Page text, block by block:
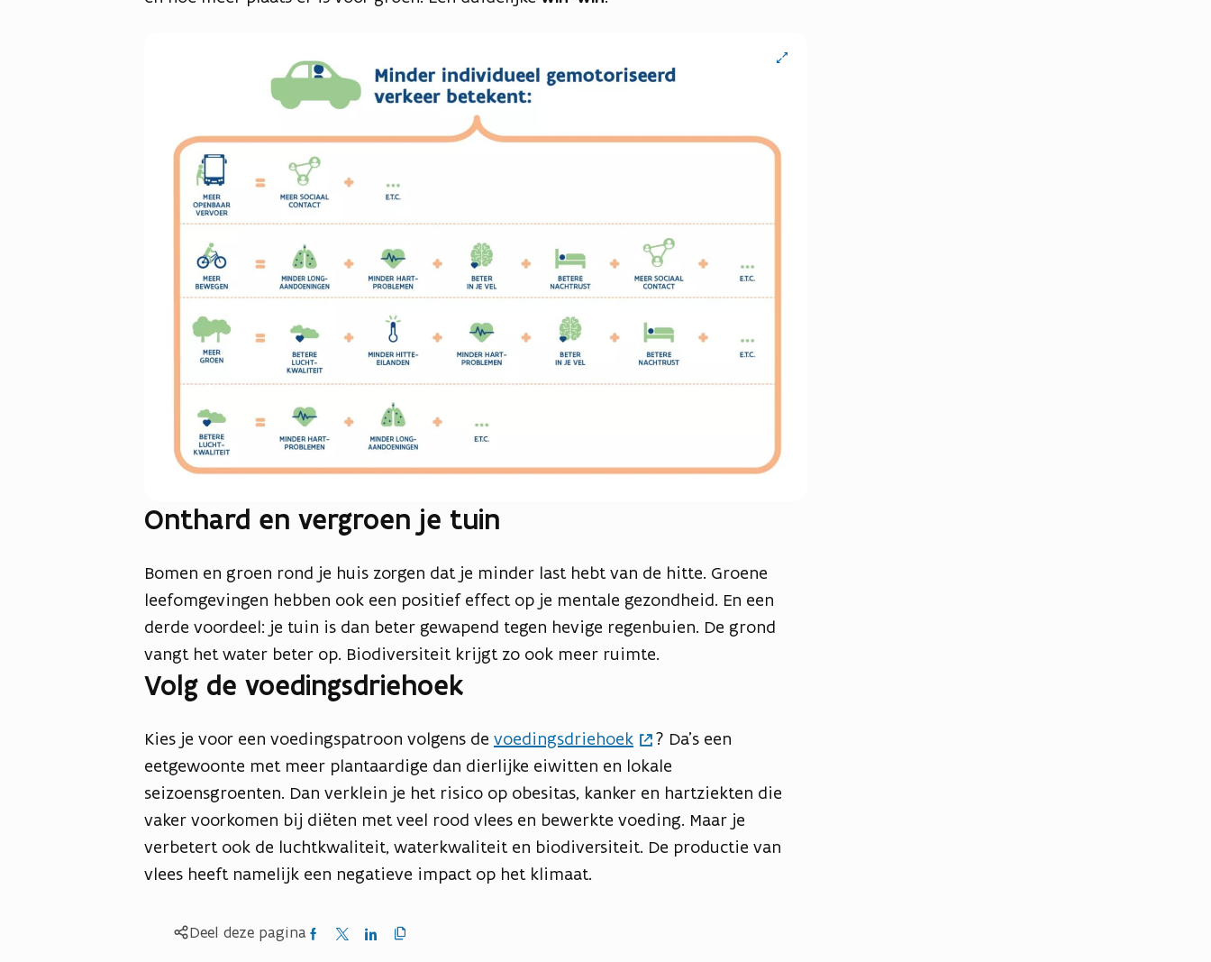
vergrote
Onthard en vergroen je tuin
Bomen en groen rond je huis zorgen dat je minder last hebt van de hitte. Groene
leefomgevingen hebben ook een positief effect op je mentale gezondheid. En een
derde voordeel: je tuin is dan beter gewapend tegen hevige regenbuien. De grond
vangt het water beter op. Biodiversiteit krijgt zo ook meer ruimte.
Volg de voedingsdriehoek
Kies je voor een voedingspatroon volgens de voedingsdriehoek
? Da’s een
eetgewoonte met meer plantaardige dan dierlijke eiwitten en lokale
seizoensgroenten. Dan verklein je het risico op obesitas, kanker en hartziekten die
vaker voorkomen bij diëten met veel rood vlees en bewerkte voeding. Maar je
verbetert ook de luchtkwaliteit, waterkwaliteit en biodiversiteit. De productie van
vlees heeft namelijk een negatieve impact op het klimaat.
Deel deze paginaDelenDelenDelen Kopieer
link